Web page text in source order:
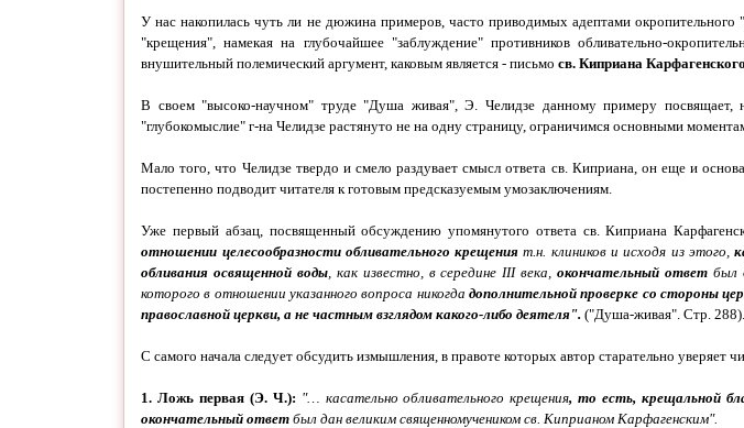
У нас накопилась чуть ли не дюжина примеров, часто приводимых адептами
"крещения", намекая на глубочайшее "заблуждение" противников обливательно-
внушительный полемический аргумент, каковым является - письмосв. Киприана Карфагенского
В своем "высоко-научном" труде "Душа живая", Э. Челидзе данному примеру посвящает,
"глубокомыслие" г-на Челидзе растянуто не на одну страницу, ограничимся основными
Мало того, что Челидзе твердо и смело раздувает смысл ответа св. Киприана, он еще и
постепенно подводит читателя к готовым предсказуемым умозаключениям.
Уже первый абзац, посвященный обсуждению упомянутого ответа св. Киприана
отношении целесообразности обливательного крещения т.н. клиников и исходя из этого,
обливания освященной воды, как известно, в середине III века,окончательный ответбыл
которого в отношении указанного вопроса никогда дополнительной проверке со стороны
православной церкви, а не частным взглядом какого-либо деятеля". ("Душа-живая". Стр. 288).
С самого начала следует обсудить измышления, в правоте которых автор старательно уверяет
1. Ложь первая (Э. Ч.): "… касательно обливательного крещения, то есть, крещальной
окончательный ответ был дан великим священномучеником св. Киприаном Карфагенским".